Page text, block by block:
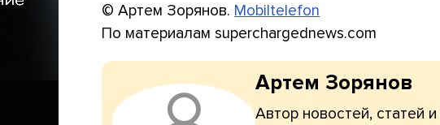
© Артем Зорянов. Mobiltelefon
По материалам superchargednews.com
Артем Зорянов
Автор новостей, статей